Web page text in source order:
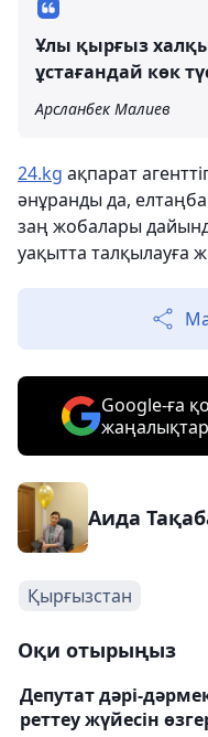
Ұлы қырғыз
ұстағандай көк
Арсланбек Малиев
24.kg ақпарат
әнұранды да,
заң жобалары
уақытта талқылауға
Google-ға
Аида
Қырғызстан
Оқи отырыңыз
Депутат дәрі-
реттеу жүйесін